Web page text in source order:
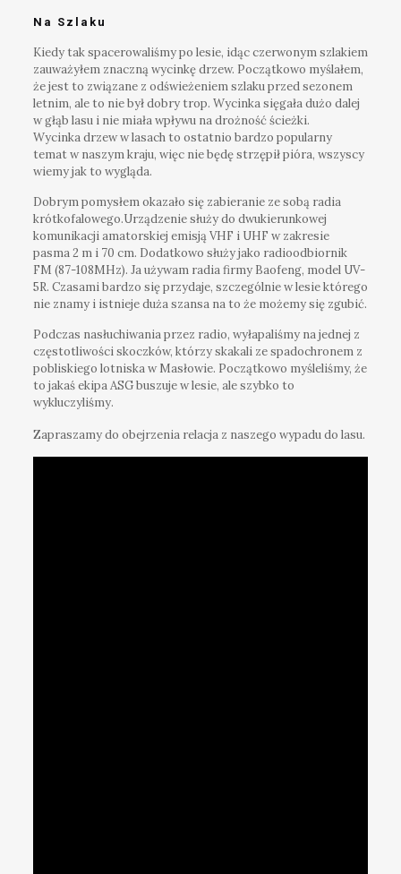
Na Szlaku
Kiedy tak spacerowaliśmy po lesie, idąc czerwonym szlakiem
zauważyłem znaczną wycinkę drzew. Początkowo myślałem,
że jest to związane z odświeżeniem szlaku przed sezonem
letnim, ale to nie był dobry trop. Wycinka sięgała dużo dalej
w głąb lasu i nie miała wpływu na drożność ścieżki.
Wycinka drzew w lasach to ostatnio bardzo popularny
temat w naszym kraju, więc nie będę strzępił pióra, wszyscy
wiemy jak to wygląda.
Dobrym pomysłem okazało się zabieranie ze sobą radia
krótkofalowego.Urządzenie służy do dwukierunkowej
komunikacji amatorskiej emisją VHF i UHF w zakresie
pasma 2 m i 70 cm. Dodatkowo służy jako radioodbiornik
FM (87-108MHz). Ja używam radia firmy Baofeng, model UV-
5R. Czasami bardzo się przydaje, szczególnie w lesie którego
nie znamy i istnieje duża szansa na to że możemy się zgubić.
Podczas nasłuchiwania przez radio, wyłapaliśmy na jednej z
częstotliwości skoczków, którzy skakali ze spadochronem z
pobliskiego lotniska w Masłowie. Początkowo myśleliśmy, że
to jakaś ekipa ASG buszuje w lesie, ale szybko to
wykluczyliśmy.
Zapraszamy do obejrzenia relacja z naszego wypadu do lasu.